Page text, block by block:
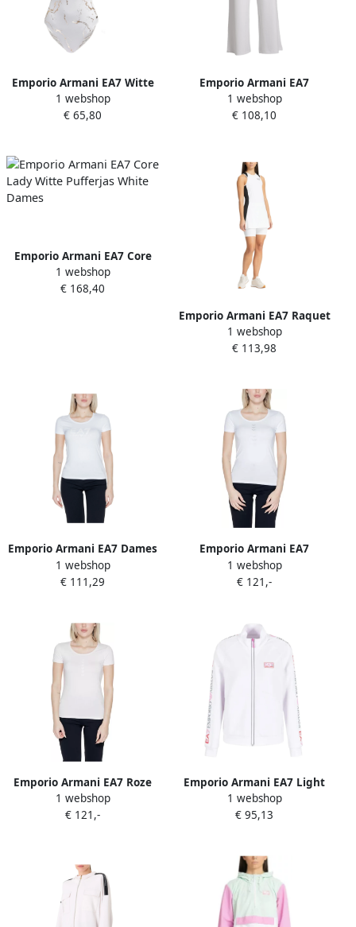
Emporio Armani EA7 Witte
Bikini Set 911155-2R410-
33210 White Dames
1 webshop
€ 65,80
Emporio Armani EA7
Comfortabele 3Dtp70 Witte
Broek White Dames
1 webshop
€ 108,10
Emporio Armani EA7 Core
Lady Witte Pufferjas White
Dames
1 webshop
€ 168,40
Emporio Armani EA7 Raquet
Sportswear Set Mini Jurk
White Dames
1 webshop
€ 113,98
Emporio Armani EA7 Dames
T-shirt Lente Zomer
Collectie Katoenmix White
1 webshop
€ 111,29
Emporio Armani EA7
Katoenmix Stretch T-shirt
Damescollectie White
1 webshop
€ 121,-
Emporio Armani EA7 Roze
Katoenen T-shirt Lente
Zomer Collectie White
1 webshop
€ 121,-
Emporio Armani EA7 Light
Jackets White Dames
1 webshop
€ 95,13